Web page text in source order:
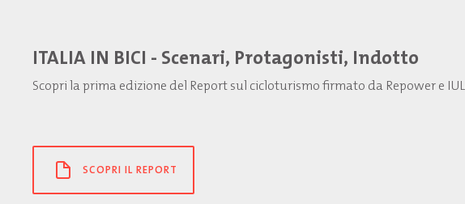
ITALIA IN BICI - Scenari, Protagonisti, Indotto
Scopri la prima edizione del Report sul cicloturismo firmato da Repower e
SCOPRI IL REPORT